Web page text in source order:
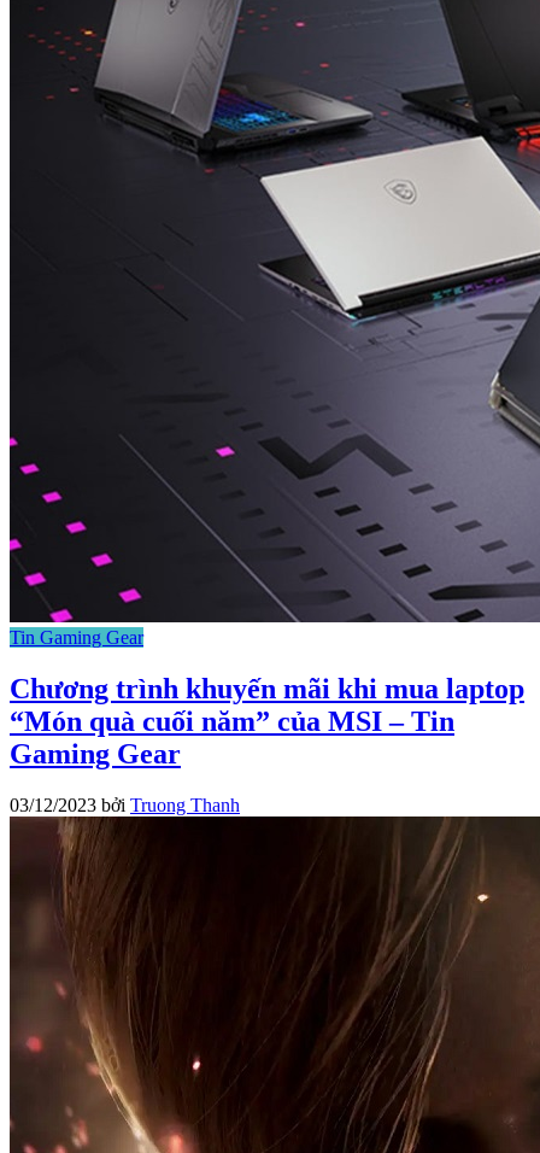
Tin Gaming Gear
Chương trình khuyến mãi khi mua laptop
“Món quà cuối năm” của MSI – Tin
Gaming Gear
03/12/2023 bởi Truong Thanh